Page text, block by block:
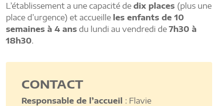
L’établissement a une capacité de dix places (plus une
place d’urgence) et accueille les enfants de 10
semaines à 4 ans du lundi au vendredi de 7h30 à
18h30.
CONTACT
Responsable de l’accueil : Flavie